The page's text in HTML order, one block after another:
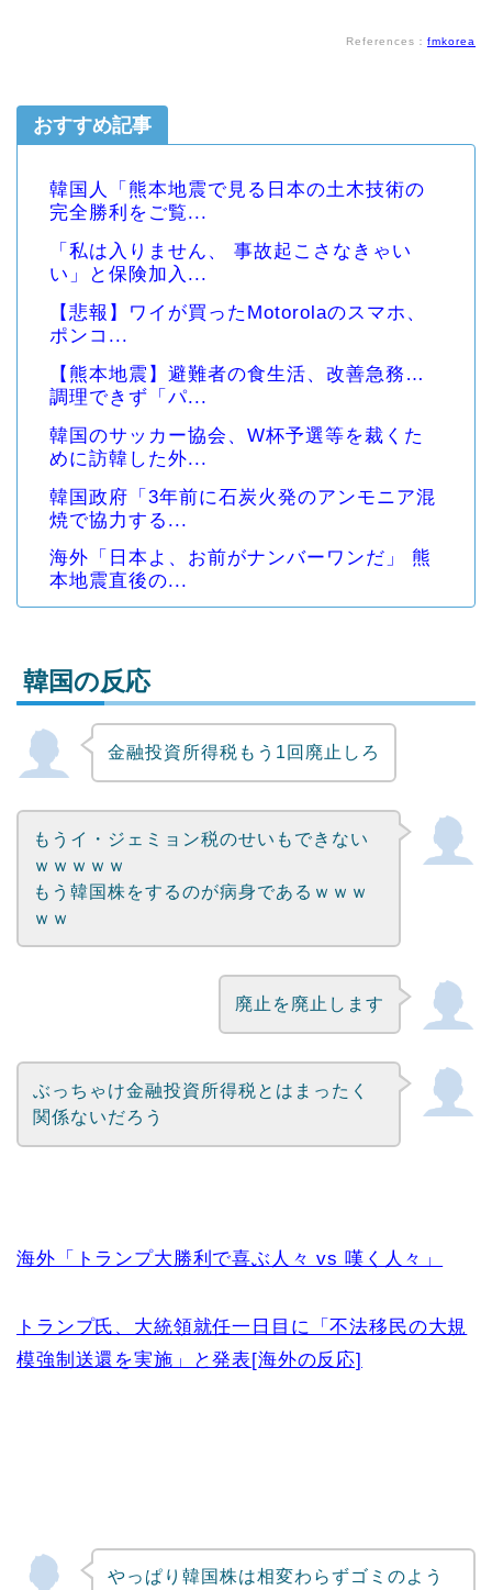
References： fmkorea
おすすめ記事
韓国人「熊本地震で見る日本の土木技術の
完全勝利をご覧...
「私は入りません、 事故起こさなきゃい
い」と保険加入...
【悲報】ワイが買ったMotorolaのスマホ、
ポンコ...
【熊本地震】避難者の食生活、改善急務…
調理できず「パ...
韓国のサッカー協会、W杯予選等を裁くた
めに訪韓した外...
韓国政府「3年前に石炭火発のアンモニア混
焼で協力する...
海外「日本よ、お前がナンバーワンだ」 熊
本地震直後の...
Powered by livedoor 相互RSS
韓国の反応
金融投資所得税もう1回廃止しろ
もうイ・ジェミョン税のせいもできない
ｗｗｗｗｗ
もう韓国株をするのが病身であるｗｗｗ
ｗｗ
廃止を廃止します
ぶっちゃけ金融投資所得税とはまったく
関係ないだろう
海外「トランプ大勝利で喜ぶ人々 vs 嘆く人々」
トランプ氏、大統領就任一日目に「不法移民の大規
模強制送還を実施」と発表[海外の反応]
やっぱり韓国株は相変わらずゴミのよう